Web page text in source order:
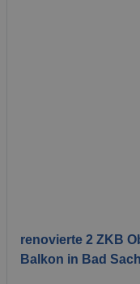
renovierte 2 ZKB
Balkon in Bad